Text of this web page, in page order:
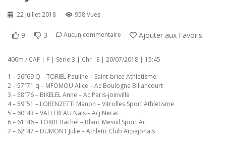
22 juillet 2018 958 Vues
9 3 Aucun commentaire Ajouter aux Favoris
400m / CAF | F | Série 3 | Chr : E | 20/07/2018 | 15:45
1 – 56″69 Q – TORIEL Pauline – Saint-brice Athletisme
2 – 57″71 q – MFOMOU Alice – Ac Boulogne Billancourt
3 – 58″76 – BIKELEL Anne – Ac Paris-joinville
4 – 59″51 – LORENZETTI Manon – Vitrolles Sport Athletisme
5 – 60″43 – VALLEREAU Nais – Acj Nerac
6 – 61″46 – TOKRE Rachel – Blanc Mesnil Sport Ac
7 – 62″47 – DUMONT Julie – Athletic Club Arpajonais